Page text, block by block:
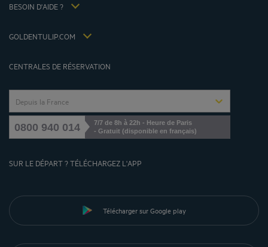
BESOIN D'AIDE ?
FAQ
GOLDENTULIP.COM
Louvre Hotels Group
Déclaration d'accessibilité
CENTRALES DE RÉSERVATION
Depuis la France
0800 940 014
7/7 de 8h à 22h - Heure de Paris
- Gratuit (disponible en français)
SUR LE DÉPART ? TÉLÉCHARGEZ L'APP
Télécharger sur Google play